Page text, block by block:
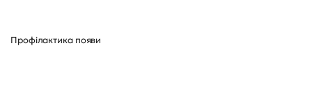
Профілактика появи